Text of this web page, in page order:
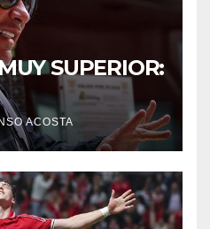
SUPERIOR:
ACOSTA